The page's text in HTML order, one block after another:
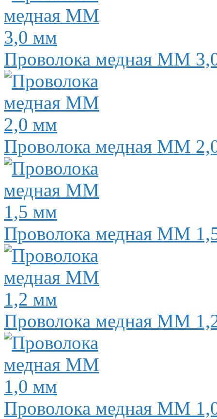
Проволока медная ММ
Проволока медная ММ
Проволока медная ММ
Проволока медная ММ
Проволока медная ММ